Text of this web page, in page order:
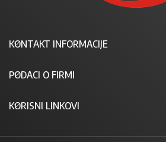
KONTAKT INFORMACIJE
PODACI O FIRMI
KORISNI LINKOVI